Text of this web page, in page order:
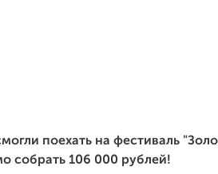
поехать на фестиваль
собрать 106 000 рублей!